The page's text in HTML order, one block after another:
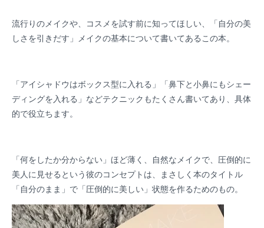
流行りのメイクや、コスメを試す前に知ってほしい、「自分の美
しさを引きだす」メイクの基本について書いてあるこの本。
「アイシャドウはボックス型に入れる」「鼻下と小鼻にもシェー
ディングを入れる」などテクニックもたくさん書いてあり、具体
的で役立ちます。
「何をしたか分からない」ほど薄く、自然なメイクで、圧倒的に
美人に見せるという彼のコンセプトは、まさしく本のタイトル
「自分のまま」で「圧倒的に美しい」状態を作るためのもの。